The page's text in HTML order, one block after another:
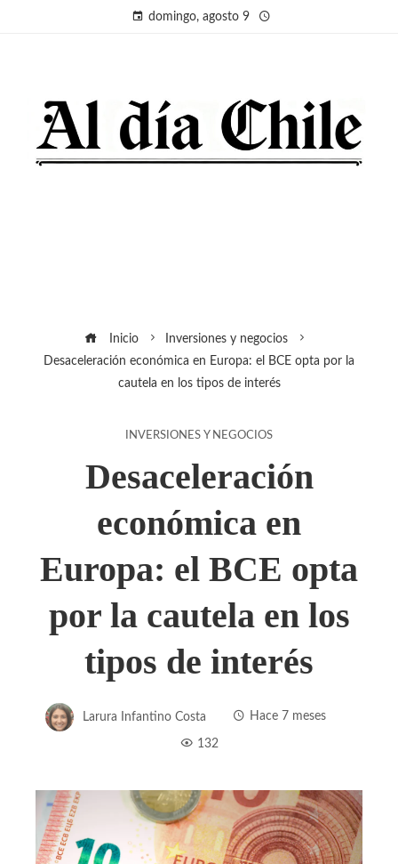
domingo, agosto 9
Inicio
Inversiones y negocios
Desaceleración económica en Europa: el BCE opta por la
cautela en los tipos de interés
INVERSIONES Y NEGOCIOS
Desaceleración
económica en
Europa: el BCE opta
por la cautela en los
tipos de interés
Larura Infantino Costa Hace 7 meses
132